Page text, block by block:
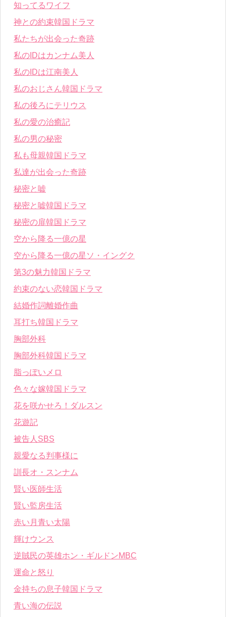
知ってるワイフ
神との約束韓国ドラマ
私たちが出会った奇跡
私のIDはカンナム美人
私のIDは江南美人
私のおじさん韓国ドラマ
私の後ろにテリウス
私の愛の治癒記
私の男の秘密
私も母親韓国ドラマ
私達が出会った奇跡
秘密と嘘
秘密と嘘韓国ドラマ
秘密の扉韓国ドラマ
空から降る一億の星
空から降る一億の星ソ・イングク
第3の魅力韓国ドラマ
約束のない恋韓国ドラマ
結婚作詞離婚作曲
耳打ち韓国ドラマ
胸部外科
胸部外科韓国ドラマ
脂っぽいメロ
色々な嫁韓国ドラマ
花を咲かせろ！ダルスン
花遊記
被告人SBS
親愛なる判事様に
訓長オ・スンナム
賢い医師生活
賢い監房生活
赤い月青い太陽
輝けウンス
逆賊民の英雄ホン・ギルドンMBC
運命と怒り
金持ちの息子韓国ドラマ
青い海の伝説